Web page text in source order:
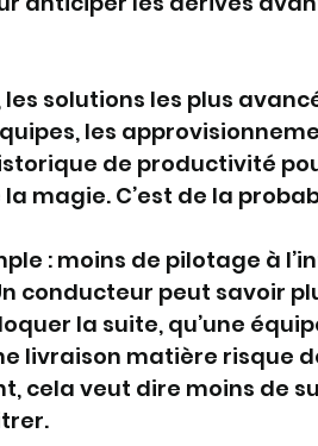
solutions les plus
les
de productivité
la magie. C’est de la
: moins de pilotage à
conducteur peut savoir
la suite, qu’une
livraison matière risque
cela veut dire moins de